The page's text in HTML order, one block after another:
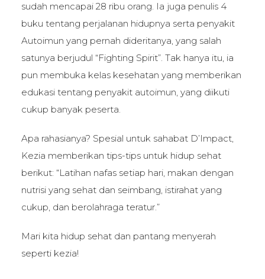
sudah mencapai 28 ribu orang. Ia juga penulis 4
buku tentang perjalanan hidupnya serta penyakit
Autoimun yang pernah dideritanya, yang salah
satunya berjudul “Fighting Spirit”. Tak hanya itu, ia
pun membuka kelas kesehatan yang memberikan
edukasi tentang penyakit autoimun, yang diikuti
cukup banyak peserta.
Apa rahasianya? Spesial untuk sahabat D’Impact,
Kezia memberikan tips-tips untuk hidup sehat
berikut: “Latihan nafas setiap hari, makan dengan
nutrisi yang sehat dan seimbang, istirahat yang
cukup, dan berolahraga teratur.”
Mari kita hidup sehat dan pantang menyerah
seperti kezia!